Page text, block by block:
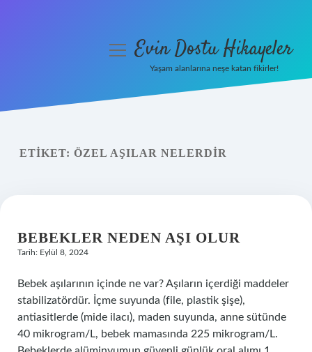
Yasal Uyarı
menüyüEvin Dostu Hikayeler
Yaşam alanlarına neşe katan fikirler!
ETIKET: ÖZEL AŞILAR NELERDIR
BEBEKLER NEDEN AŞI OLUR
Tarih: Eylül 8, 2024
Bebek aşılarının içinde ne var? Aşıların içerdiği maddeler
stabilizatördür. İçme suyunda (file, plastik şişe),
antiasitlerde (mide ilacı), maden suyunda, anne sütünde
40 mikrogram/L, bebek mamasında 225 mikrogram/L.